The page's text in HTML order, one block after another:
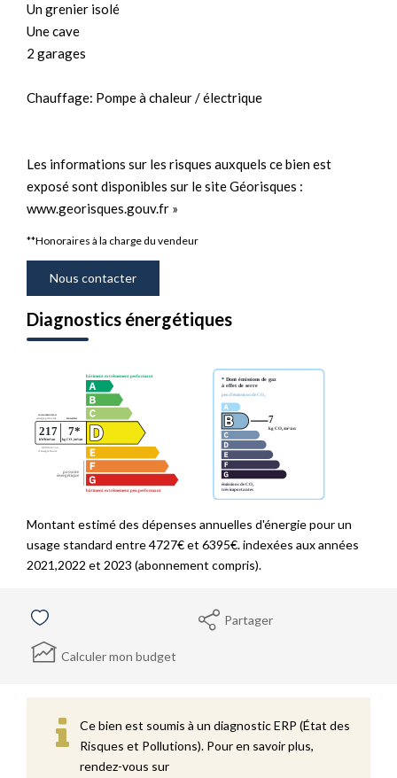
Un grenier isolé
Une cave
2 garages
Chauffage: Pompe à chaleur / électrique
Les informations sur les risques auxquels ce bien est
exposé sont disponibles sur le site Géorisques :
www.georisques.gouv.fr »
**Honoraires à la charge du vendeur
Nous contacter
Diagnostics énergétiques
Montant estimé des dépenses annuelles d'énergie pour un
usage standard entre 4727€ et 6395€. indexées aux années
2021,2022 et 2023 (abonnement compris).
Partager
Calculer mon budget
Ce bien est soumis à un diagnostic ERP (État des
Risques et Pollutions). Pour en savoir plus,
rendez-vous sur